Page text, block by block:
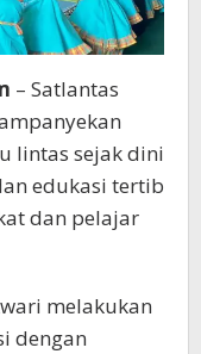
– Satlantas
lintas sejak dini
edukasi tertib
dan pelajar
melakukan
dengan